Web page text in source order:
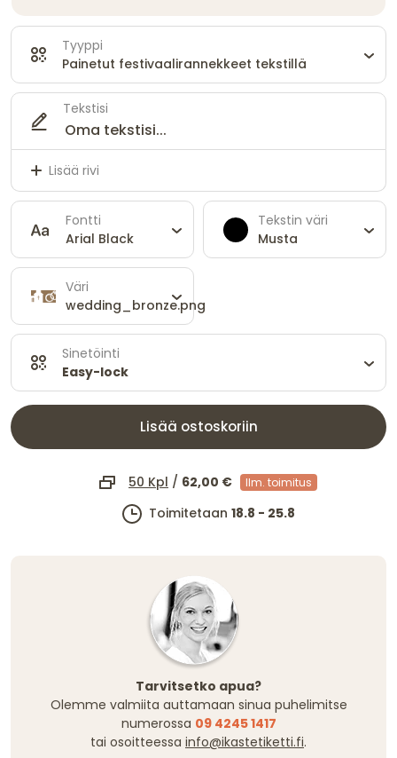
Tyyppi
Painetut festivaalirannekkeet tekstillä
Tekstisi
Lisää rivi
Fontti
Arial Black
Tekstin väri
Musta
Väri
wedding_bronze.png
Sinetöinti
Easy-lock
Lisää ostoskoriin
50 Kpl / 62,00 € Ilm. toimitus
Toimitetaan 18.8 - 25.8
Tarvitsetko apua?
Olemme valmiita auttamaan sinua puhelimitse
numerossa 09 4245 1417
tai osoitteessa info@ikastetiketti.fi.